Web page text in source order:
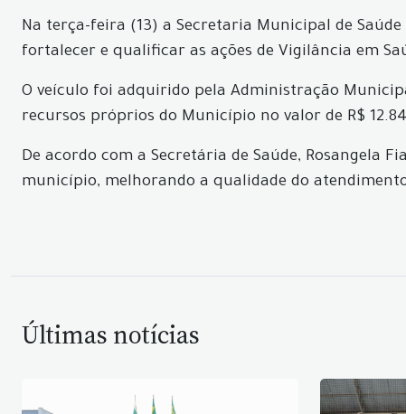
Na terça-feira (13) a Secretaria Municipal de
fortalecer e qualificar as ações de Vigilância em
O veículo foi adquirido pela Administração
recursos próprios do Município no valor de R$
De acordo com a Secretária de Saúde, Rosangela
município, melhorando a qualidade do
Últimas notícias